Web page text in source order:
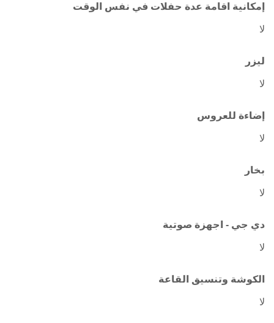
إمكانية اقامة عدة حفلات في نفس الوقت
لا
ليزر
لا
إضاءة للعروس
لا
بخار
لا
دي جي - اجهزة صوتية
لا
الكوشة وتنسيق القاعة
لا